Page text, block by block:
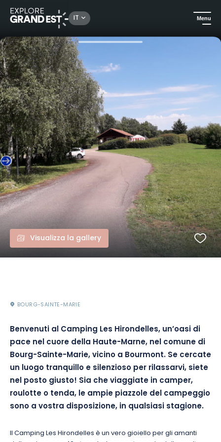
IT Menu
Campeggi e affitti in mezzo al verde Piazzola per il campeggio
Visualizza la gallery
BOURG-SAINTE-MARIE
Benvenuti al Camping Les Hirondelles, un’oasi di
pace nel cuore della Haute-Marne, nel comune di
Bourg-Sainte-Marie, vicino a Bourmont. Se cercate
un luogo tranquillo e silenzioso per rilassarvi, siete
nel posto giusto! Sia che viaggiate in camper,
roulotte o tenda, le ampie piazzole del campeggio
sono a vostra disposizione, in qualsiasi stagione.
Il Camping Les Hirondelles è un vero gioiello per gli amanti